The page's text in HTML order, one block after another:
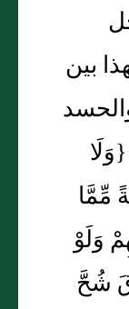
بين
مِّمَّا
وَلَوْ
شُحَّ